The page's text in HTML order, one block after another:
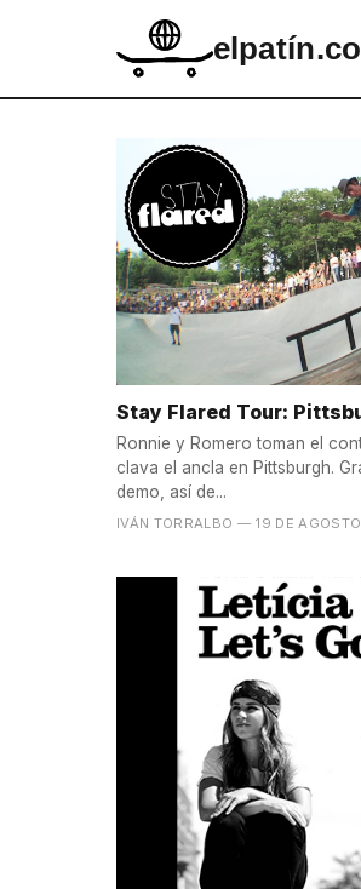
Stay Flared Tour:
Ronnie y Romero toman el
clava el ancla en Pittsburgh.
demo, así de...
IVÁN TORRALBO — 19 DE